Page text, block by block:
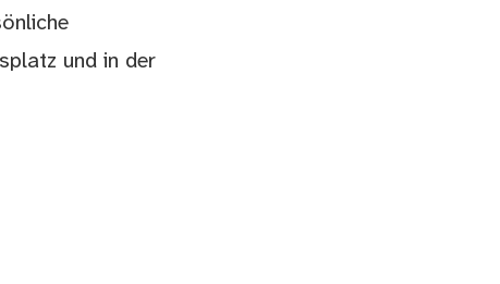
und in der